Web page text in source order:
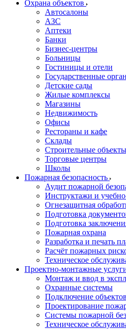
Охрана объектов
Автосалоны
АЗС
Аптеки
Банки
Бизнес-центры
Больницы
Гостиницы и отели
Государственные
Детские сады
Жилые комплексы
Магазины
Недвижимость
Офисы
Рестораны и кафе
Склады
Строительные
Торговые центры
Школы
Пожарная безопасность
Аудит пожарной
Инструктажи и
Огнезащитная
Подготовка
Подготовка
Пожарная охрана
Разработка и печать
Расчёт пожарных
Техническое
Проектно-монтажные
Монтаж и ввод в
Охранные системы
Подключение
Проектирование
Системы пожарной
Техническое